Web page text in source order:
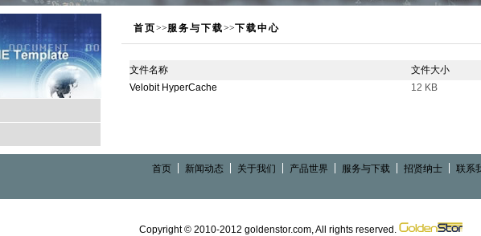
首页>>服务与下载>>下载中心
文件名称 文件大小
Velobit HyperCache
12 KB
首页 新闻动态 关于我们 产品世界 服务与下载 招贤纳士 联系
Copyright © 2010-2012 goldenstor.com, All rights reserved.